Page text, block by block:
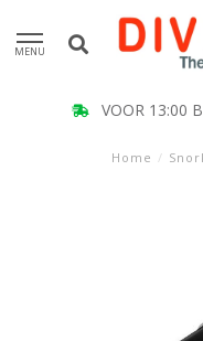
MENU
VOOR 13:00
Home /